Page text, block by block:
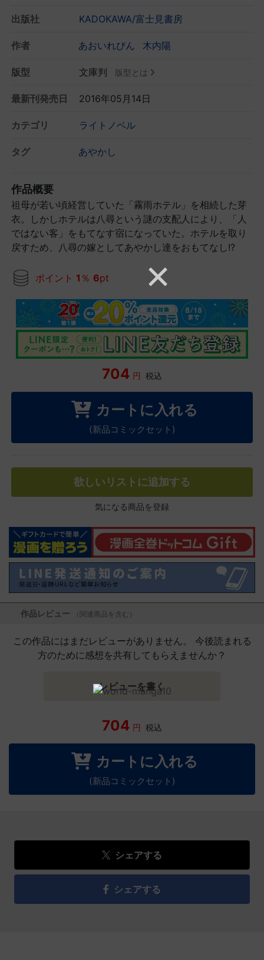
出版社 KADOKAWA/富士見書房
作者 あおいれびん 木内陽
版型 文庫判 版型とは
最新刊発売日 2016年05月14日
カテゴリ ライトノベル
タグ あやかし
作品概要
祖母が若い頃経営していた「霧雨ホテル」を相続した芽
衣。しかしホテルは八尋という謎の支配人により、「人
ではない客」をもてなす宿になっていた。ホテルを取り
戻すため、八尋の嫁としてあやかし達をおもてなし!?
ポイント 1 ％ 6pt
704 円 税込
カートに入れる
(新品コミックセット)
欲しいリストに追加する
気になる商品を登録
作品レビュー （関連商品を含む）
この作品にはまだレビューがありません。 今後読まれる
方のために感想を共有してもらえませんか？
レビューを書く
704 円 税込
カートに入れる
(新品コミックセット)
シェアする
シェアする